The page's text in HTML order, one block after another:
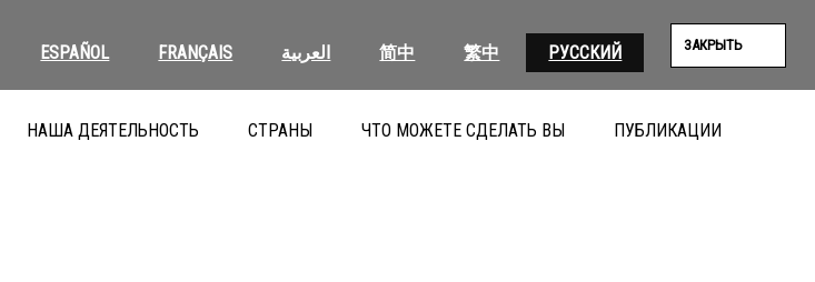
ESPAÑOL FRANÇAIS العربية 简中 繁中 РУССКИЙ ЗАКРЫТЬ
НАША ДЕЯТЕЛЬНОСТЬ СТРАНЫ ЧТО МОЖЕТЕ СДЕЛАТЬ ВЫ ПУБЛИКАЦИИ